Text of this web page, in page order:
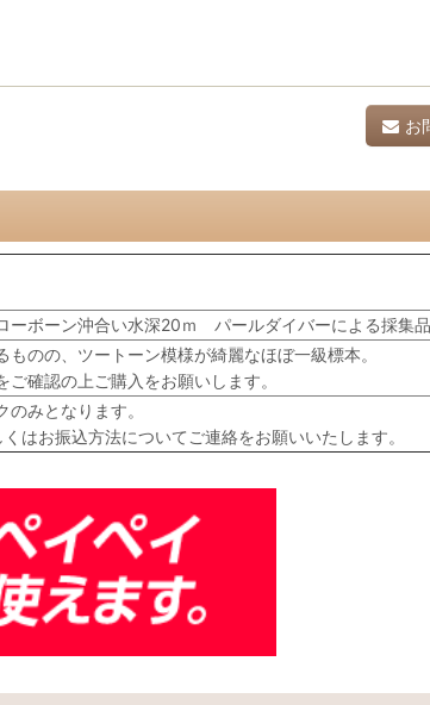
お
ーボーン沖合い水深20ｍ パールダイバーによる採集品
ものの、ツートーン模様が綺麗なほぼ一級標本。
確認の上ご購入をお願いします。
みとなります。
はお振込方法についてご連絡をお願いいたします。